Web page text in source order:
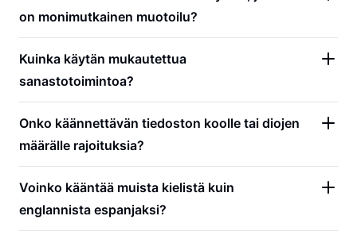
on monimutkainen muotoilu?
Kuinka käytän mukautettua
sanastotoimintoa?
Onko käännettävän tiedoston koolle tai diojen
määrälle rajoituksia?
Voinko kääntää muista kielistä kuin
englannista espanjaksi?